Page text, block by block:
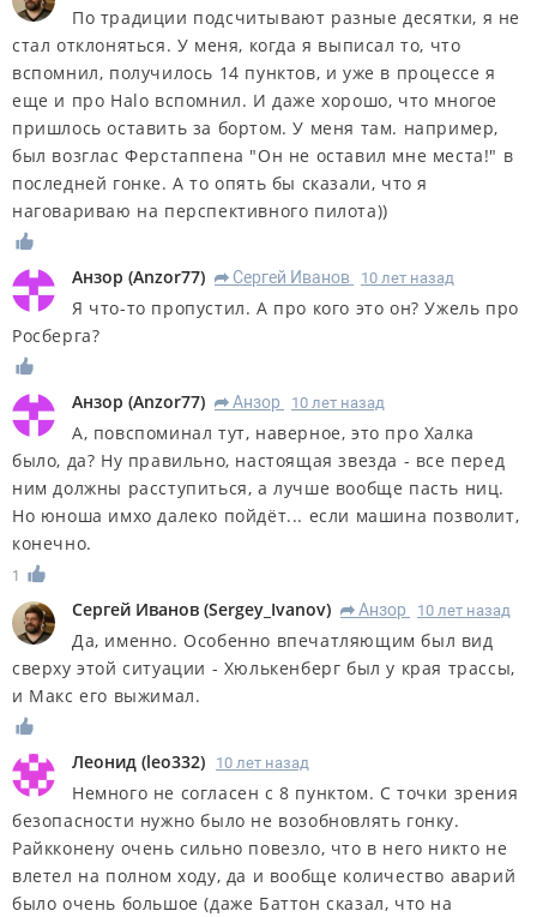
По традиции подсчитывают разные десятки, я не
стал отклоняться. У меня, когда я выписал то, что
вспомнил, получилось 14 пунктов, и уже в процессе я
еще и про Halo вспомнил. И даже хорошо, что многое
пришлось оставить за бортом. У меня там. например,
был возглас Ферстаппена "Он не оставил мне места!" в
последней гонке. А то опять бы сказали, что я
наговариваю на перспективного пилота))
Анзор (Anzor77) R Сергей Иванов 10 лет назад
Я что-то пропустил. А про кого это он? Ужель про
Росберга?
Анзор (Anzor77) R Анзор 10 лет назад
А, повспоминал тут, наверное, это про Халка
было, да? Ну правильно, настоящая звезда - все перед
ним должны расступиться, а лучше вообще пасть ниц.
Но юноша имхо далеко пойдёт... если машина позволит,
конечно.
1
Сергей Иванов (Sergey_Ivanov) R Анзор 10 лет назад
Да, именно. Особенно впечатляющим был вид
сверху этой ситуации - Хюлькенберг был у края трассы,
и Макс его выжимал.
Леонид (leo332) 10 лет назад
Немного не согласен с 8 пунктом. С точки зрения
безопасности нужно было не возобновлять гонку.
Райкконену очень сильно повезло, что в него никто не
влетел на полном ходу, да и вообще количество аварий
было очень большое (даже Баттон сказал, что на